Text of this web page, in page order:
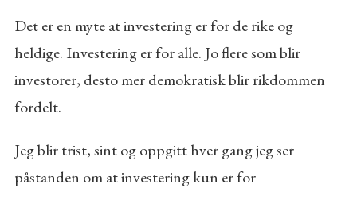
Det er en myte at investering er for de rike og
heldige. Investering er for alle. Jo flere som blir
investorer, desto mer demokratisk blir rikdommen
fordelt.
Jeg blir trist, sint og oppgitt hver gang jeg ser
påstanden om at investering kun er for